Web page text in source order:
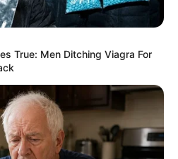
anos
anos
muito de dicas de
quando é algo muito
na qual temos no dia a dia,e
colocar em festa infantis
True: Men Ditching Viagra For